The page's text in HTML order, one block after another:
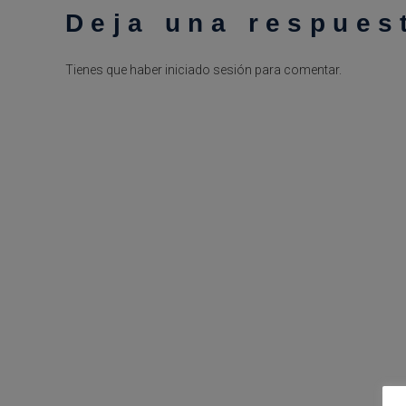
Deja una
Tienes que haber iniciado sesión para comentar.